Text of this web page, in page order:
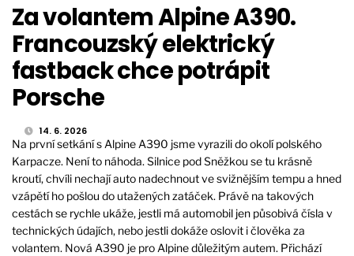
Za volantem Alpine A390.
Francouzský elektrický
fastback chce potrápit
Porsche
14. 6. 2026
Na první setkání s Alpine A390 jsme vyrazili do okolí polského
Karpacze. Není to náhoda. Silnice pod Sněžkou se tu krásně
kroutí, chvíli nechají auto nadechnout ve svižnějším tempu a hned
vzápětí ho pošlou do utažených zatáček. Právě na takových
cestách se rychle ukáže, jestli má automobil jen působivá čísla v
technických údajích, nebo jestli dokáže oslovit i člověka za
volantem. Nová A390 je pro Alpine důležitým autem. Přichází